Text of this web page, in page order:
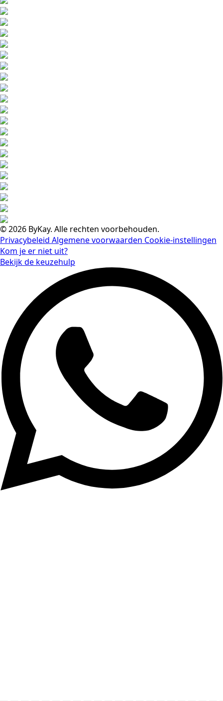
© 2026 ByKay. Alle rechten voorbehouden.
Privacybeleid Algemene voorwaarden Cookie-instellingen
Kom je er niet uit?
Bekijk de keuzehulp